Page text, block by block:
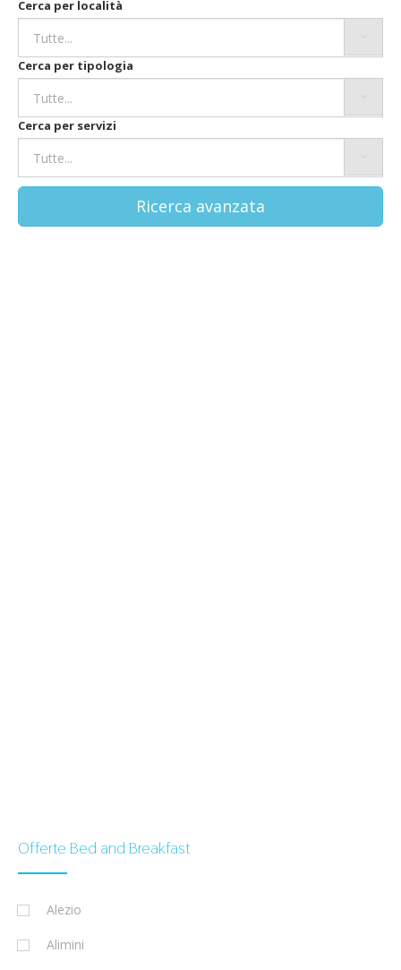
Cerca per località
Cerca per tipologia
Cerca per servizi
Ricerca avanzata
Offerte Bed and Breakfast
Alezio
Alimini